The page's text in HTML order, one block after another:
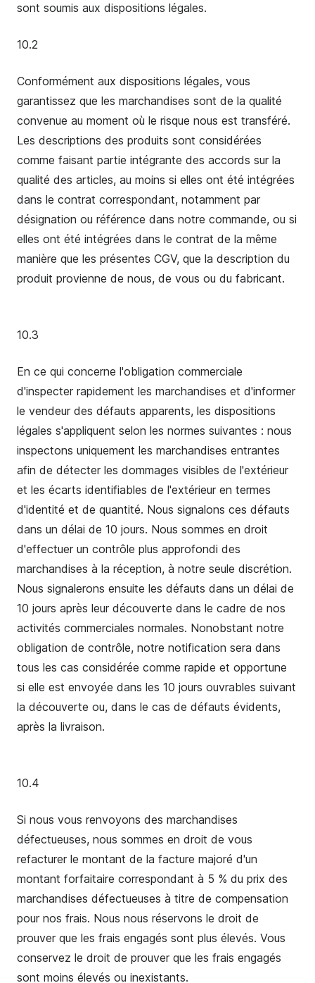
sont soumis aux dispositions légales.
10.2
Conformément aux dispositions légales, vous
garantissez que les marchandises sont de la qualité
convenue au moment où le risque nous est transféré.
Les descriptions des produits sont considérées
comme faisant partie intégrante des accords sur la
qualité des articles, au moins si elles ont été intégrées
dans le contrat correspondant, notamment par
désignation ou référence dans notre commande, ou si
elles ont été intégrées dans le contrat de la même
manière que les présentes CGV, que la description du
produit provienne de nous, de vous ou du fabricant.
10.3
En ce qui concerne l'obligation commerciale
d'inspecter rapidement les marchandises et d'informer
le vendeur des défauts apparents, les dispositions
légales s'appliquent selon les normes suivantes : nous
inspectons uniquement les marchandises entrantes
afin de détecter les dommages visibles de l'extérieur
et les écarts identifiables de l'extérieur en termes
d'identité et de quantité. Nous signalons ces défauts
dans un délai de 10 jours. Nous sommes en droit
d'effectuer un contrôle plus approfondi des
marchandises à la réception, à notre seule discrétion.
Nous signalerons ensuite les défauts dans un délai de
10 jours après leur découverte dans le cadre de nos
activités commerciales normales. Nonobstant notre
obligation de contrôle, notre notification sera dans
tous les cas considérée comme rapide et opportune
si elle est envoyée dans les 10 jours ouvrables suivant
la découverte ou, dans le cas de défauts évidents,
après la livraison.
10.4
Si nous vous renvoyons des marchandises
défectueuses, nous sommes en droit de vous
refacturer le montant de la facture majoré d'un
montant forfaitaire correspondant à 5 % du prix des
marchandises défectueuses à titre de compensation
pour nos frais. Nous nous réservons le droit de
prouver que les frais engagés sont plus élevés. Vous
conservez le droit de prouver que les frais engagés
sont moins élevés ou inexistants.